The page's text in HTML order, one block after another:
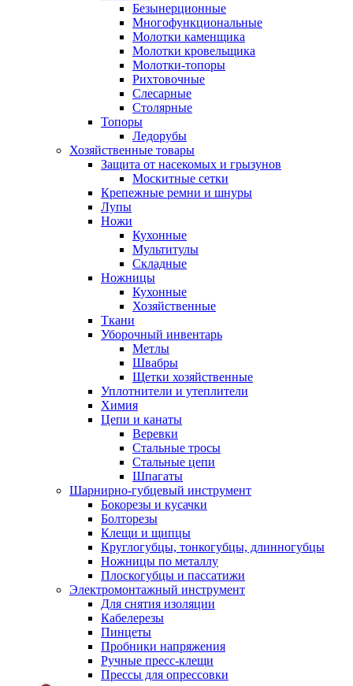
Безынерционные
Многофункциональные
Молотки каменщика
Молотки кровельщика
Молотки-топоры
Рихтовочные
Слесарные
Столярные
Топоры
Ледорубы
Хозяйственные товары
Защита от насекомых и грызунов
Москитные сетки
Крепежные ремни и шнуры
Лупы
Ножи
Кухонные
Мультитулы
Складные
Ножницы
Кухонные
Хозяйственные
Ткани
Уборочный инвентарь
Метлы
Швабры
Щетки хозяйственные
Уплотнители и утеплители
Химия
Цепи и канаты
Веревки
Стальные тросы
Стальные цепи
Шпагаты
Шарнирно-губцевый инструмент
Бокорезы и кусачки
Болторезы
Клещи и щипцы
Круглогубцы, тонкогубцы, длинногубцы
Ножницы по металлу
Плоскогубцы и пассатижи
Электромонтажный инструмент
Для снятия изоляции
Кабелерезы
Пинцеты
Пробники напряжения
Ручные пресс-клещи
Прессы для опрессовки